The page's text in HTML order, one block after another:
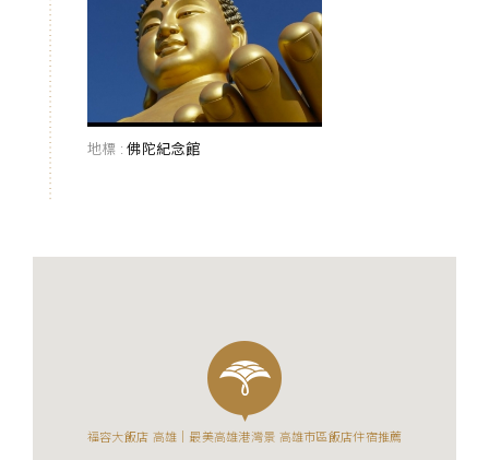
地標 :佛陀紀念館
福容大飯店 高雄｜最美高雄港灣景 高雄市區飯店住宿推薦